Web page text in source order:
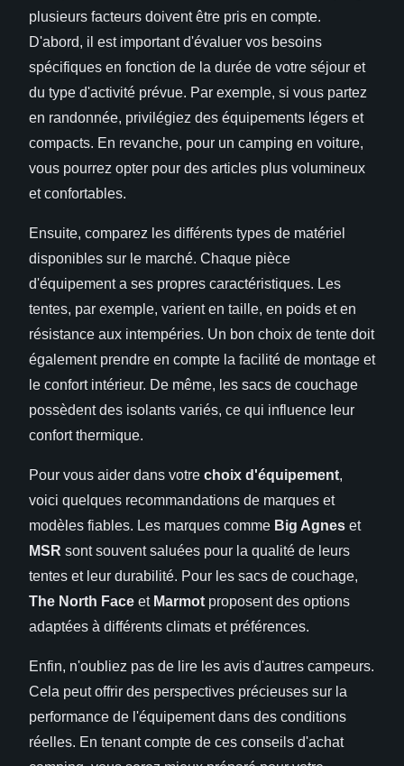
plusieurs facteurs doivent être pris en compte.
D'abord, il est important d'évaluer vos besoins
spécifiques en fonction de la durée de votre séjour et
du type d'activité prévue. Par exemple, si vous partez
en randonnée, privilégiez des équipements légers et
compacts. En revanche, pour un camping en voiture,
vous pourrez opter pour des articles plus volumineux
et confortables.
Ensuite, comparez les différents types de matériel
disponibles sur le marché. Chaque pièce
d'équipement a ses propres caractéristiques. Les
tentes, par exemple, varient en taille, en poids et en
résistance aux intempéries. Un bon choix de tente doit
également prendre en compte la facilité de montage et
le confort intérieur. De même, les sacs de couchage
possèdent des isolants variés, ce qui influence leur
confort thermique.
Pour vous aider dans votre choix d'équipement,
voici quelques recommandations de marques et
modèles fiables. Les marques comme Big Agnes et
MSR sont souvent saluées pour la qualité de leurs
tentes et leur durabilité. Pour les sacs de couchage,
The North Face et Marmot proposent des options
adaptées à différents climats et préférences.
Enfin, n'oubliez pas de lire les avis d'autres campeurs.
Cela peut offrir des perspectives précieuses sur la
performance de l'équipement dans des conditions
réelles. En tenant compte de ces conseils d'achat